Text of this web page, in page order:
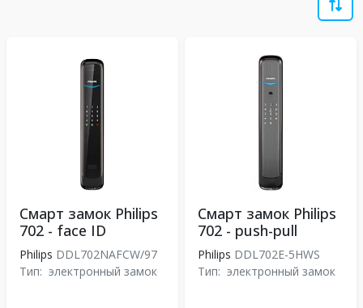
Смарт замок Philips
702 - face ID
Philips DDL702NAFCW/97
Тип: электронный замок
Смарт замок Philips
702 - push-pull
Philips DDL702E-5HWS
Тип: электронный замок